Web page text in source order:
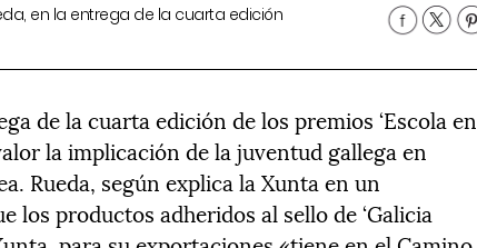
en la entrega de la cuarta edición
de la cuarta edición de los premios ‘Escola en
la implicación de la juventud gallega en
Rueda, según explica la Xunta en un
los productos adheridos al sello de ‘Galicia